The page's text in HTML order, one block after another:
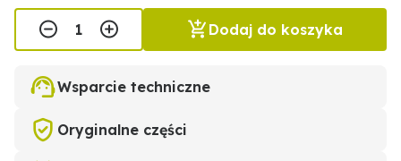
Dodaj do koszyka
Wsparcie techniczne
Oryginalne części